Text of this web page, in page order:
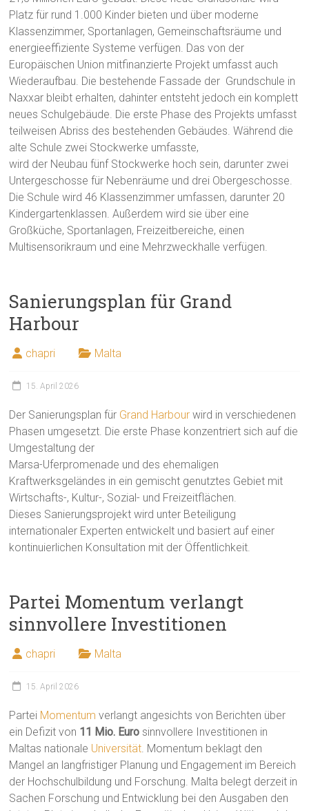
Platz für rund 1.000 Kinder bieten und über moderne
Klassenzimmer, Sportanlagen, Gemeinschaftsräume und
energieeffiziente Systeme verfügen. Das von der
Europäischen Union mitfinanzierte Projekt umfasst auch
Wiederaufbau. Die bestehende Fassade der Grundschule in
Naxxar bleibt erhalten, dahinter entsteht jedoch ein komplett
neues Schulgebäude. Die erste Phase des Projekts umfasst
teilweisen Abriss des bestehenden Gebäudes. Während die
alte Schule zwei Stockwerke umfasste,
wird der Neubau fünf Stockwerke hoch sein, darunter zwei
Untergeschosse für Nebenräume und drei Obergeschosse.
Die Schule wird 46 Klassenzimmer umfassen, darunter 20
Kindergartenklassen. Außerdem wird sie über eine
Großküche, Sportanlagen, Freizeitbereiche, einen
Multisensorikraum und eine Mehrzweckhalle verfügen.
Sanierungsplan für Grand
Harbour
chapri Malta
15. April 2026
Der Sanierungsplan für Grand Harbour wird in verschiedenen
Phasen umgesetzt. Die erste Phase konzentriert sich auf die
Umgestaltung der
Marsa-Uferpromenade und des ehemaligen
Kraftwerksgeländes in ein gemischt genutztes Gebiet mit
Wirtschafts-, Kultur-, Sozial- und Freizeitflächen.
Dieses Sanierungsprojekt wird unter Beteiligung
internationaler Experten entwickelt und basiert auf einer
kontinuierlichen Konsultation mit der Öffentlichkeit.
Partei Momentum verlangt
sinnvollere Investitionen
chapri Malta
15. April 2026
Partei Momentumverlangt angesichts von Berichten über
ein Defizit von 11 Mio. Euro sinnvollere Investitionen in
Maltas nationale Universität. Momentum beklagt den
Mangel an langfristiger Planung und Engagement im Bereich
der Hochschulbildung und Forschung. Malta belegt derzeit in
Sachen Forschung und Entwicklung bei den Ausgaben den